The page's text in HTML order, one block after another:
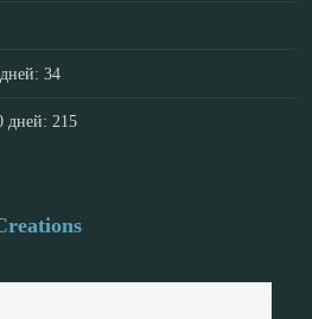
дней:34
дней: 215